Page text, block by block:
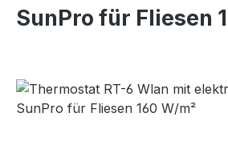
SunPro für Fliesen
Bildergalerie überspringen